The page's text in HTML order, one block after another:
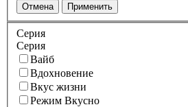
Отмена Применить
Серия
Серия
Вайб
Вдохновение
Вкус жизни
Режим Вкусно